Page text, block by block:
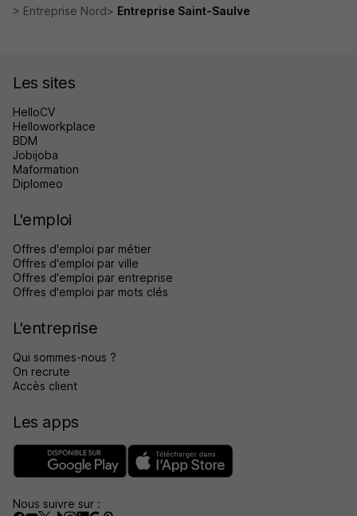
Entreprise Nord
Entreprise Saint-Saulve
Les sites
HelloCV
Helloworkplace
BDM
Jobijoba
Maformation
Diplomeo
L'emploi
Offres d'emploi par métier
Offres d'emploi par ville
Offres d'emploi par entreprise
Offres d'emploi par mots clés
L'entreprise
Qui sommes-nous ?
On recrute
Accès client
Les apps
Nous suivre sur :